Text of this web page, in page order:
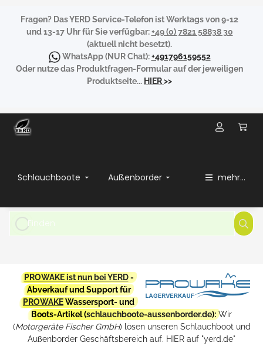
Fragen? Das YERD Service-Telefon ist Werktags von 9-12
und 13-17 Uhr für Sie verfügbar:+49 (0) 7821 58838 30
(aktuell nicht besetzt).
WhatsApp(NUR Chat):+491796159552
Oder nutze das Produktfragen-Formular auf der jeweiligen
Produktseite... HIER>>
Schlauchboote Außenborder mehr...
PROWAKE ist nun bei YERD-
Abverkauf und Support für
PROWAKEWassersport- und
Boots-Artikel (schlauchboote-aussenborder.de): Wir
(Motorgeräte Fischer GmbH) lösen unseren Schlauchboot und
Außenborder Geschäftsbereich auf. HIER auf "yerd.de"